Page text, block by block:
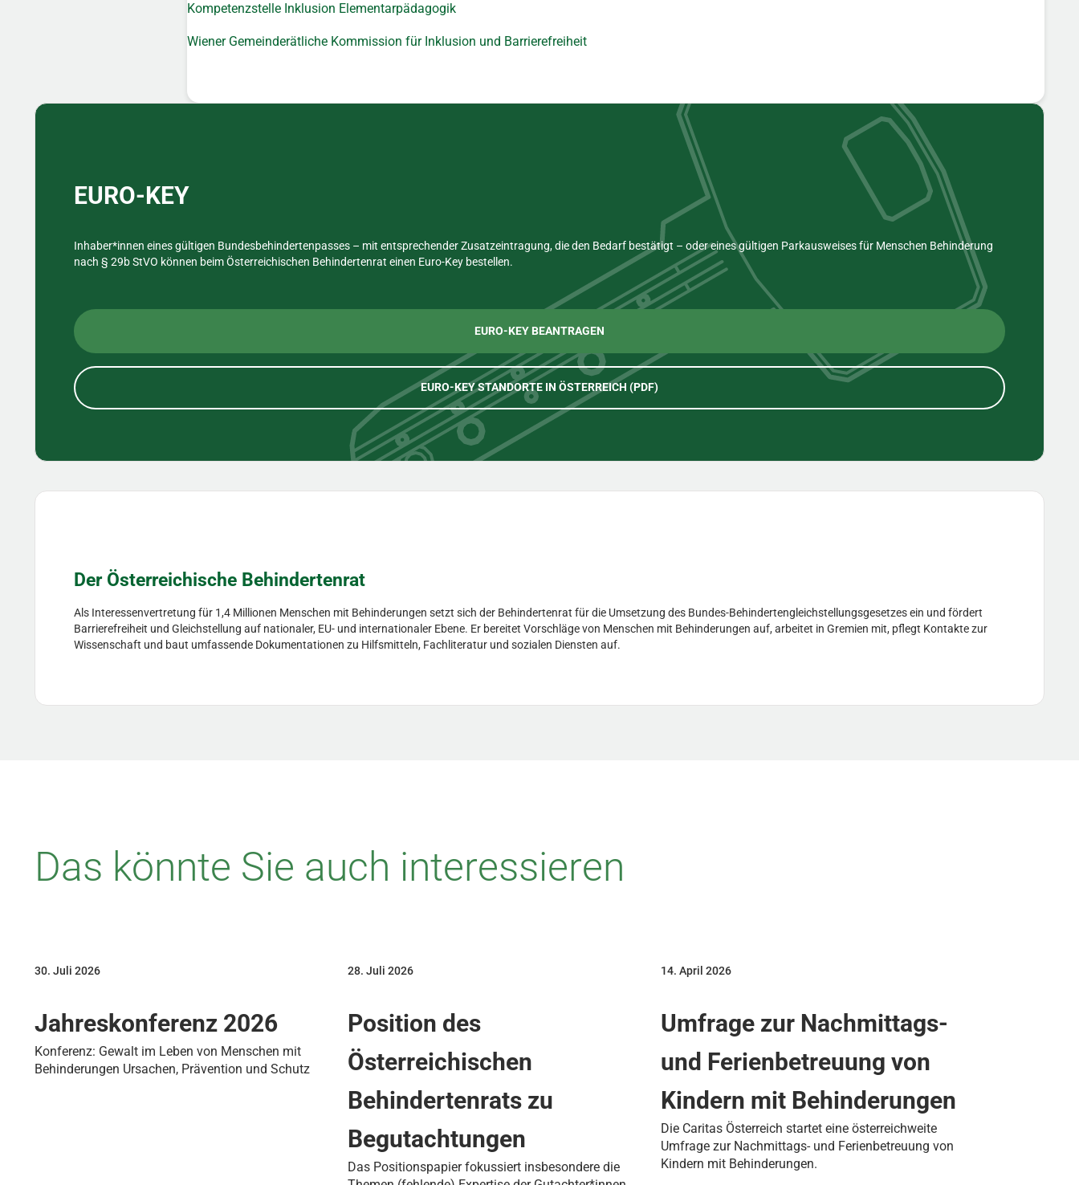
Kompetenzstelle Inklusion Elementarpädagogik
Wiener Gemeinderätliche Kommission für Inklusion und Barrierefreiheit
Sidebar
EURO-KEY
Inhaber*innen eines gültigen Bundesbehindertenpasses – mit entsprechender Zusatzeintragung, die den Bedarf bestätigt – oder eines gültigen Parkausweises für Menschen Behinderung
nach § 29b StVO können beim Österreichischen Behindertenrat einen Euro-Key bestellen.
EURO-KEY BEANTRAGEN
EURO-KEY STANDORTE IN ÖSTERREICH (PDF)
Der Österreichische Behindertenrat
Als Interessenvertretung für 1,4 Millionen Menschen mit Behinderungen setzt sich der Behindertenrat für die Umsetzung des Bundes-Behindertengleichstellungsgesetzes ein und fördert
Barrierefreiheit und Gleichstellung auf nationaler, EU- und internationaler Ebene. Er bereitet Vorschläge von Menschen mit Behinderungen auf, arbeitet in Gremien mit, pflegt Kontakte zur
Wissenschaft und baut umfassende Dokumentationen zu Hilfsmitteln, Fachliteratur und sozialen Diensten auf.
Das könnte Sie auch interessieren
Jahreskonferenz 2026
30. Juli 2026
Konferenz: Gewalt im Leben von Menschen mit
Behinderungen Ursachen, Prävention und Schutz
Position des
Österreichischen
Behindertenrats zu
Begutachtungen
28. Juli 2026
Das Positionspapier fokussiert insbesondere die
Umfrage zur Nachmittags-
und Ferienbetreuung von
Kindern mit Behinderungen
14. April 2026
Die Caritas Österreich startet eine österreichweite
Umfrage zur Nachmittags- und Ferienbetreuung von
Kindern mit Behinderungen.